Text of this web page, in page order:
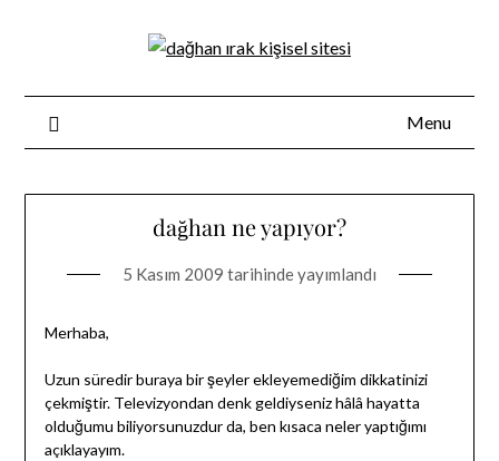
Menu
dağhan ne yapıyor?
5 Kasım 2009 tarihinde yayımlandı
Merhaba,
Uzun süredir buraya bir şeyler ekleyemediğim dikkatinizi
çekmiştir. Televizyondan denk geldiyseniz hâlâ hayatta
olduğumu biliyorsunuzdur da, ben kısaca neler yaptığımı
açıklayayım.